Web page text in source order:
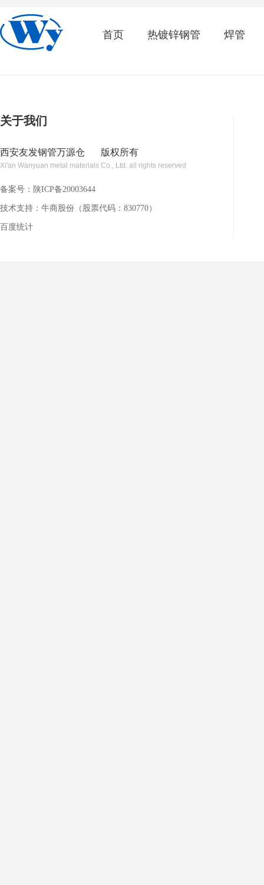
首页 热镀锌钢管 焊管
关于我们
西安友发钢管万源仓 版权所有
Xi'an Wanyuan metal materials Co., Ltd. all rights reserved
备案号： 陕ICP备20003644
技术支持：牛商股份（股票代码：830770）
百度统计